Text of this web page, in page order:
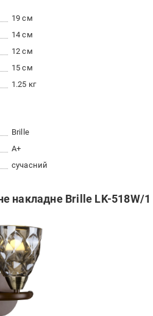
19 см
14 см
12 см
15 см
1.25 кг
Brille
A+
сучасний
накладне Brille LK-518W/